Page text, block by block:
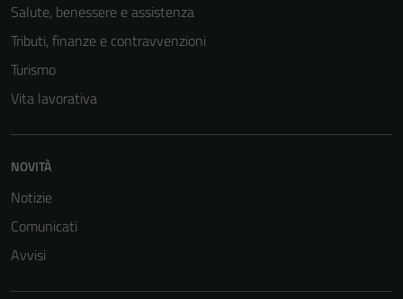
Salute, benessere e assistenza
Tributi, finanze e contravvenzioni
Turismo
Vita lavorativa
NOVITÀ
Notizie
Comunicati
Avvisi